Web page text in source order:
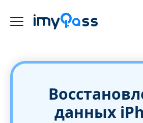
данных